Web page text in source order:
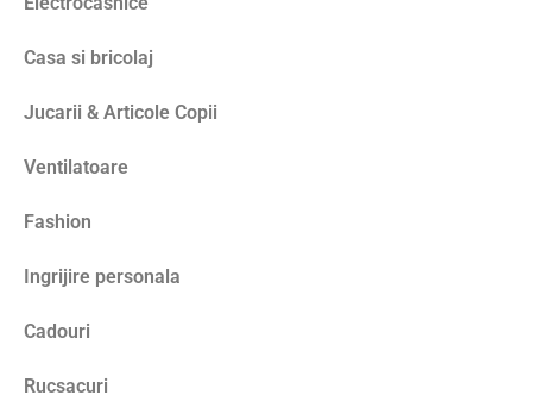
Casa si bricolaj
Jucarii & Articole Copii
Ventilatoare
Fashion
Ingrijire personala
Cadouri
Rucsacuri